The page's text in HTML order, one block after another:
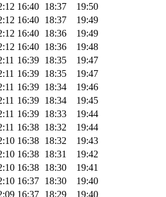
16:40 18:37
19:50
16:40 18:37
19:49
16:40 18:36
19:49
16:40 18:36
19:48
16:39 18:35
19:47
16:39 18:35
19:47
16:39 18:34
19:46
16:39 18:34
19:45
16:39 18:33
19:44
16:38 18:32
19:44
16:38 18:32
19:43
16:38 18:31
19:42
16:38 18:30
19:41
16:37 18:30
19:40
16:37 18:29 19:40